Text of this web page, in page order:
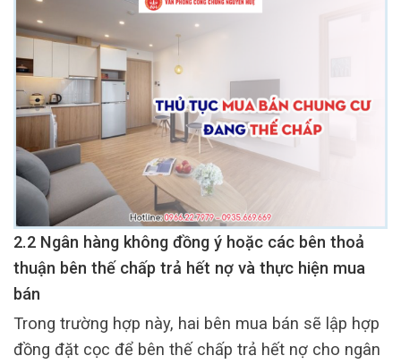
2.2 Ngân hàng không đồng ý hoặc các bên thoả
thuận bên thế chấp trả hết nợ và thực hiện mua
bán
Trong trường hợp này, hai bên mua bán sẽ lập hợp
đồng đặt cọc để bên thế chấp trả hết nợ cho ngân